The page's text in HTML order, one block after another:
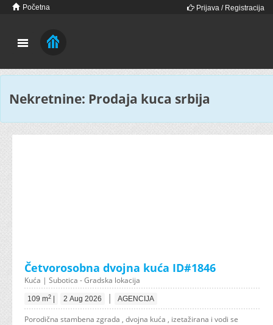
Početna Prijava / Registracija
Nekretnine: Prodaja kuca srbija
Četvorosobna dvojna kuća ID#1846
Kuća | Subotica - Gradska lokacija
109 m2 2 Aug 2026 | AGENCIJA
Porodična stambena zgrada , dvojna kuća , izetažirana i vodi se